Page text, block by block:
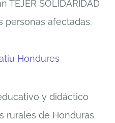
TEJER SOLIDARIDAD
personas afectadas.
Hondures
y didáctico
rurales de Honduras